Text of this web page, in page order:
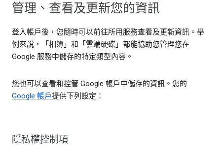
管理、查看及更新您的資訊
登入帳戶後，您隨時可以前往所用服務查看及更新資訊。舉
例來說，「相簿」和「雲端硬碟」都能協助您管理您在
Google 服務中儲存的特定類型內容。
您也可以查看和控管 Google 帳戶中儲存的資訊。您的
Google 帳戶提供下列設定：
隱私權控制項